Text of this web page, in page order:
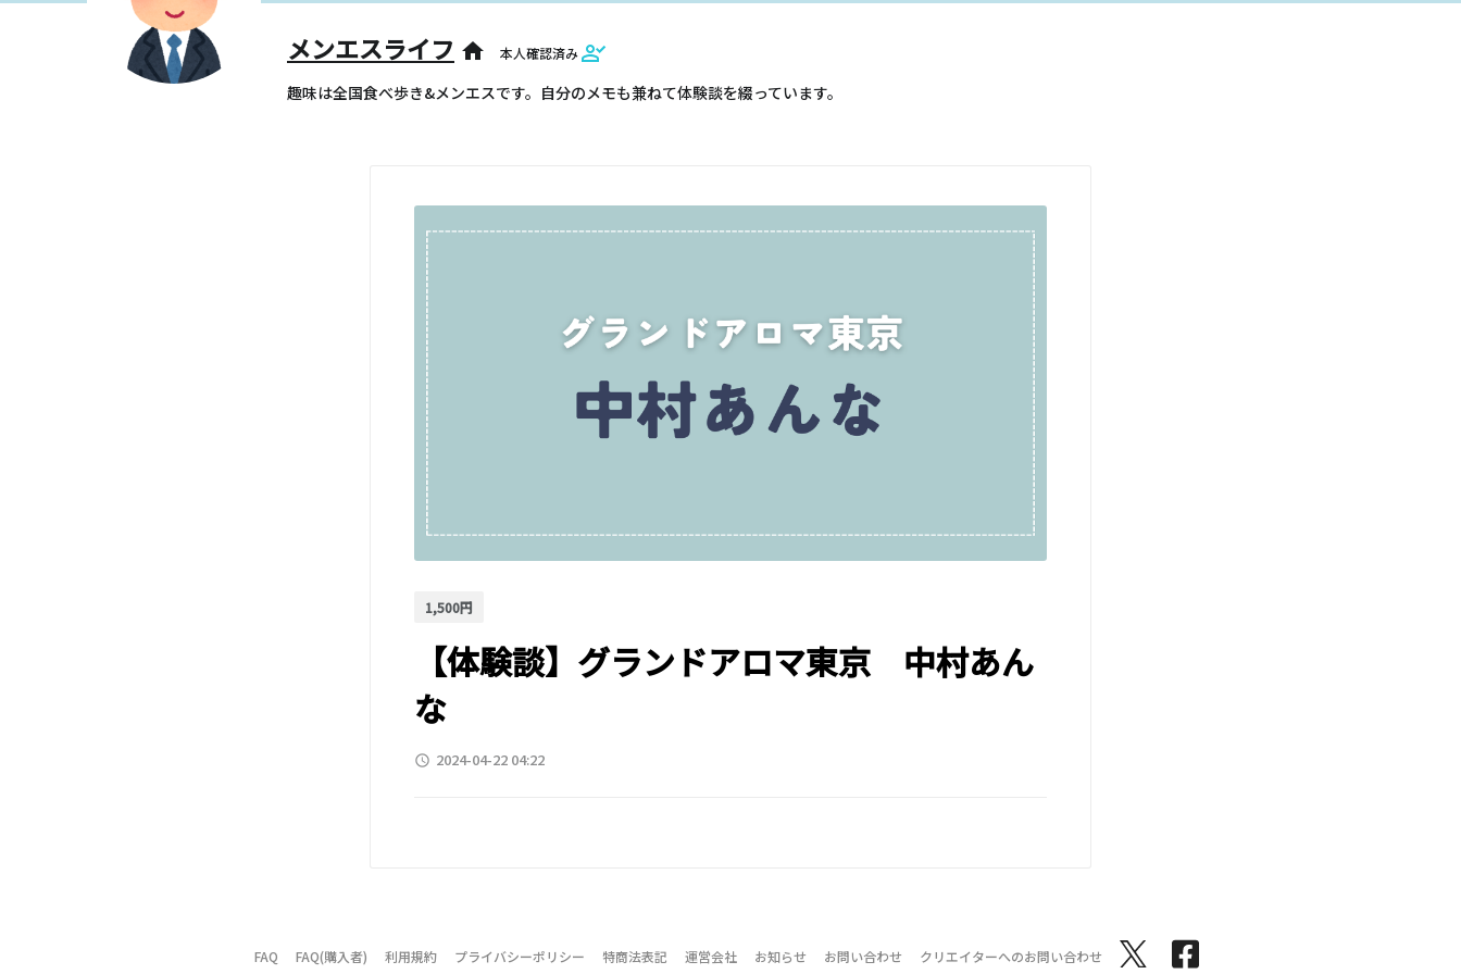
メンエスライフ home 本人確認済み
趣味は全国食べ歩き&メンエスです。自分のメモも兼ねて体験談を綴っています。
1,500円
【体験談】グランドアロマ東京 中村あん
な
access_time 2024-04-22 04:22
FAQ FAQ(購入者) 利用規約 プライバシーポリシー 特商法表記 運営会社 お知らせ お問い合わせ クリエイターへのお問い合わせ